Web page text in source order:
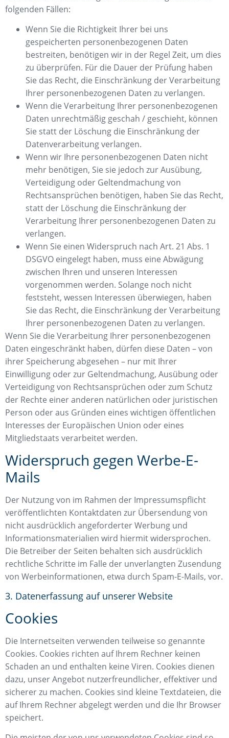
folgenden Fällen:
Wenn Sie die Richtigkeit Ihrer bei uns
gespeicherten personenbezogenen Daten
bestreiten, benötigen wir in der Regel Zeit, um dies
zu überprüfen. Für die Dauer der Prüfung haben
Sie das Recht, die Einschränkung der Verarbeitung
Ihrer personenbezogenen Daten zu verlangen.
Wenn die Verarbeitung Ihrer personenbezogenen
Daten unrechtmäßig geschah / geschieht, können
Sie statt der Löschung die Einschränkung der
Datenverarbeitung verlangen.
Wenn wir Ihre personenbezogenen Daten nicht
mehr benötigen, Sie sie jedoch zur Ausübung,
Verteidigung oder Geltendmachung von
Rechtsansprüchen benötigen, haben Sie das Recht,
statt der Löschung die Einschränkung der
Verarbeitung Ihrer personenbezogenen Daten zu
verlangen.
Wenn Sie einen Widerspruch nach Art. 21 Abs. 1
DSGVO eingelegt haben, muss eine Abwägung
zwischen Ihren und unseren Interessen
vorgenommen werden. Solange noch nicht
feststeht, wessen Interessen überwiegen, haben
Sie das Recht, die Einschränkung der Verarbeitung
Ihrer personenbezogenen Daten zu verlangen.
Wenn Sie die Verarbeitung Ihrer personenbezogenen
Daten eingeschränkt haben, dürfen diese Daten – von
ihrer Speicherung abgesehen – nur mit Ihrer
Einwilligung oder zur Geltendmachung, Ausübung oder
Verteidigung von Rechtsansprüchen oder zum Schutz
der Rechte einer anderen natürlichen oder juristischen
Person oder aus Gründen eines wichtigen öffentlichen
Interesses der Europäischen Union oder eines
Mitgliedstaats verarbeitet werden.
Widerspruch gegen Werbe-E-
Mails
Der Nutzung von im Rahmen der Impressumspflicht
veröffentlichten Kontaktdaten zur Übersendung von
nicht ausdrücklich angeforderter Werbung und
Informationsmaterialien wird hiermit widersprochen.
Die Betreiber der Seiten behalten sich ausdrücklich
rechtliche Schritte im Falle der unverlangten Zusendung
von Werbeinformationen, etwa durch Spam-E-Mails, vor.
3. Datenerfassung auf unserer Website
Cookies
Die Internetseiten verwenden teilweise so genannte
Cookies. Cookies richten auf Ihrem Rechner keinen
Schaden an und enthalten keine Viren. Cookies dienen
dazu, unser Angebot nutzerfreundlicher, effektiver und
sicherer zu machen. Cookies sind kleine Textdateien, die
auf Ihrem Rechner abgelegt werden und die Ihr Browser
speichert.